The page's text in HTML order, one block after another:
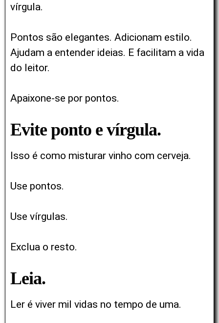
vírgula.
Pontos são elegantes. Adicionam estilo.
Ajudam a entender ideias. E facilitam a vida
do leitor.
Apaixone-se por pontos.
Evite ponto e vírgula.
Isso é como misturar vinho com cerveja.
Use pontos.
Use vírgulas.
Exclua o resto.
Leia.
Ler é viver mil vidas no tempo de uma.